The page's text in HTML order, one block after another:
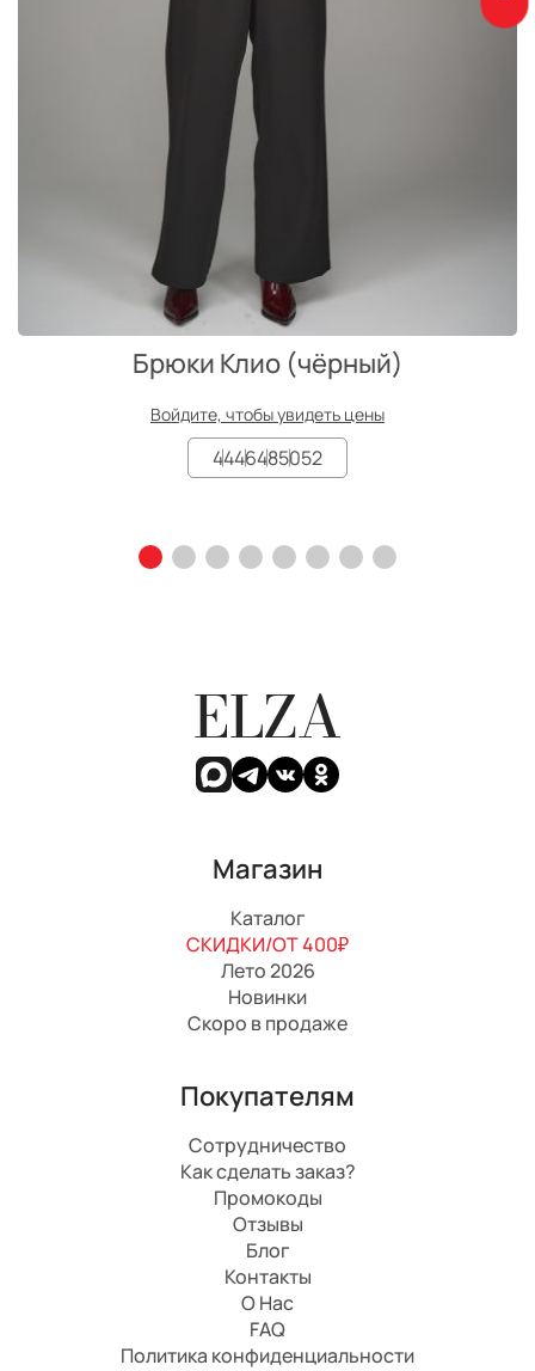
Брюки Клио (чёрный)
Войдите, чтобы увидеть цены
4446485052
ELZA
Магазин
Каталог
СКИДКИ/ОТ 400₽
Лето 2026
Новинки
Скоро в продаже
Покупателям
Сотрудничество
Как сделать заказ?
Промокоды
Отзывы
Блог
Контакты
О Нас
FAQ
Политика конфиденциальности